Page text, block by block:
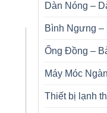
Dàn Nóng –
Bình Ngưng
Ống Đồng –
Máy Móc
Thiết bị lạnh